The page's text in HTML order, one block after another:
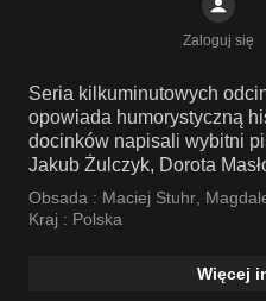
Zaloguj się
Seria kilkuminutowych
opowiada humorystyczną
docinków napisali wybitni
Jakub Żulczyk, Dorota
Nosowska.
Obsada : Maciej Stuhr,
Kraj : Polska
Więcej